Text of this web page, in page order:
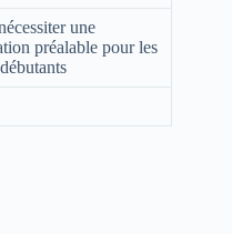
une
préalable pour les